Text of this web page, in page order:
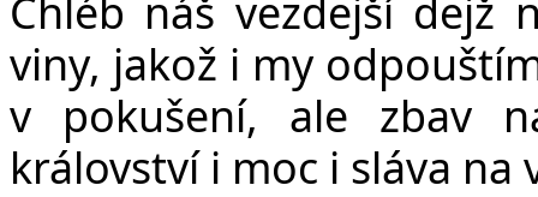
Chléb náš vezdejší dejž
viny, jakož i my odpouš
v pokušení, ale zbav
království i moc i sláva na